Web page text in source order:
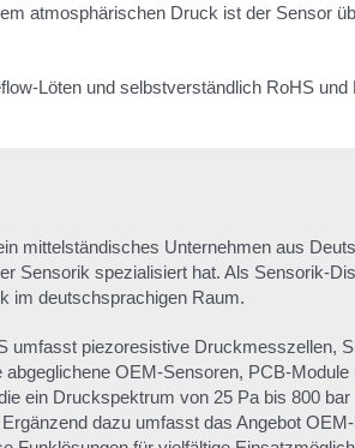
atmosphärischen Druck ist der Sensor
Löten und selbstverständlich RoHS
mittelständisches Unternehmen aus
Sensorik spezialisiert hat. Als Sensorik-
im deutschsprachigen Raum.
umfasst piezoresistive Druckmesszellen,
OEM-Sensoren, PCB-
ein Druckspektrum von 25 Pa bis 800
dazu umfasst das Angebot